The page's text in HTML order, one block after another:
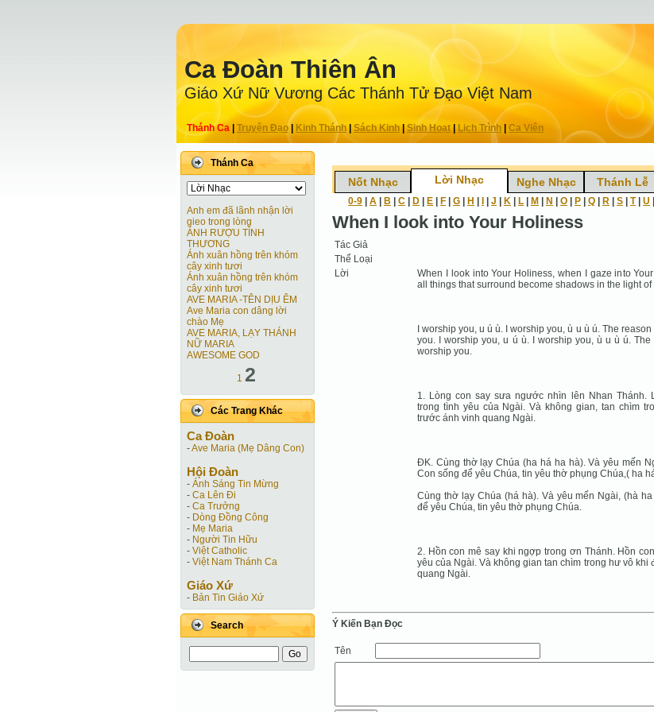
Ca Ðoàn Thiên Ân
Giáo Xứ Nữ Vương Các Thánh Tử Ðạo Việt Nam
Thánh Ca Truyện Ðạo| Kinh Thánh Sách Kinh|Sinh Hoạt| Lịch Trình Ca Viên
Thánh Ca
Anh em đã lãnh nhận lời
gieo trong lòng
ÁNH RƯỢU TÌNH
THƯƠNG
Ánh xuân hồng trên khóm
cây xinh tươi
Ánh xuân hồng trên khóm
cây xinh tươi
AVE MARIA -TÊN DỊU ÊM
Ave Maria con dâng lời
chào Mẹ
AVE MARIA, LẠY THÁNH
NỮ MARIA
AWESOME GOD
1 2
Các Trang Khác
Ca Ðoàn
-Ave Maria (Mẹ Dâng Con)
Hội Ðoàn
- Ánh Sáng Tin Mừng
- Ca Lên Đi
- Ca Trưởng
- Dòng Đồng Công
- Mẹ Maria
- Người Tin Hữu
- Việt Catholic
- Việt Nam Thánh Ca
Giáo Xứ
- Bản Tin Giáo Xứ
Search
Nốt Nhạc Lời Nhạc Nghe Nhạc Thánh Lễ
0-9 A B C D E F G H J K L M N O P Q R S T| U
When I look into Your Holiness
Tác Giả
Thể Loại
Lời
When I look into Your Holiness, when I gaze into
all things that surround become shadows in the light of
I worship you, u ú ù. I worship you, ù u ù ú. The
you. I worship you, u ú ù. I worship you, ù u ù ú.
worship you.
1. Lòng con say sưa ngước nhìn lên Nhan Thánh.
trong tình yêu của Ngài. Và không gian, tan chìm
trước ánh vinh quang Ngài.
ĐK. Cùng thờ lạy Chúa (ha há ha hà). Và yêu mến
Con sống để yêu Chúa, tin yêu thờ phụng Chúa,( ha
Cùng thờ lạy Chúa (há hà). Và yêu mến Ngài, (hà
để yêu Chúa, tin yêu thờ phụng Chúa.
2. Hồn con mê say khi ngợp trong ơn Thánh. Hồn
yêu của Ngài. Và không gian tan chìm trong hư vô khi
quang Ngài.
Ý Kiến Bạn Ðọc
Tên